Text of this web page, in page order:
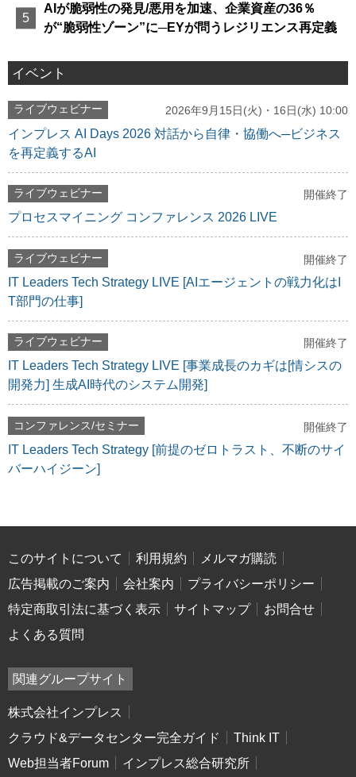
AIが脆弱性の発見/悪用を加速、企業資産の36％
が“脆弱性ゾーン”に─EYが問うレジリエンス再定義
イベント
ライブウェビナー 2026年9月15日(火)・16日(水) 10:00
インプレス AI Days 2026 対話から自律・協働へ─ビジネス
を再定義するAI
ライブウェビナー 開催終了
プロセスマイニング コンファレンス 2026 LIVE
ライブウェビナー 開催終了
IT Leaders Tech Strategy LIVE [AIエージェントの戦力化はI
T部門の仕事]
ライブウェビナー 開催終了
IT Leaders Tech Strategy LIVE [事業成長のカギは[情シスの
開発力] 生成AI時代のシステム開発]
コンファレンス/セミナー 開催終了
IT Leaders Tech Strategy [前提のゼロトラスト、不断のサイ
バーハイジーン]
このサイトについて 利用規約
メルマガ購読
広告掲載のご案内
会社案内
プライバシーポリシー
特定商取引法に基づく表示
サイトマップ
お問合せ
よくある質問
関連グループサイト
株式会社インプレス
クラウド&データセンター完全ガイド
Think IT
Web担当者Forum
インプレス総合研究所